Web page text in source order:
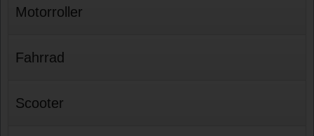
Motorroller
Fahrrad
Scooter